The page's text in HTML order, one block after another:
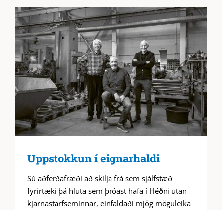
Uppstokkun í eignarhaldi
Sú aðferðafræði að skilja frá sem sjálfstæð
fyrirtæki þá hluta sem þróast hafa í Héðni utan
kjarnastarfseminnar, einfaldaði mjög möguleika